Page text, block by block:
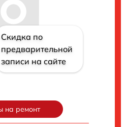
Скидка по
предварительной
записи на сайте
на ремонт